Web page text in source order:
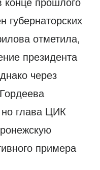
конце прошлого
губернаторских
отметила,
президента
через
но глава ЦИК
примера